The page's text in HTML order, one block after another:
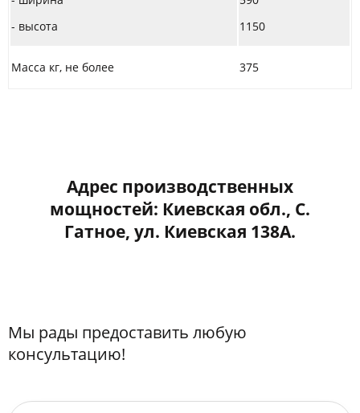
- высота
1150
Масса кг, не более 375
Адрес производственных
мощностей: Киевская обл., С.
Гатное, ул. Киевская 138А.
Мы рады предоставить любую
консультацию!